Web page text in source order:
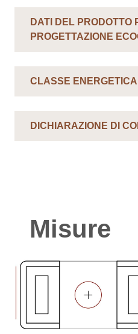
DATI DEL PRODOTTO
PROGETTAZIONE
CLASSE ENERGETICA
DICHIARAZIONE DI
Misure